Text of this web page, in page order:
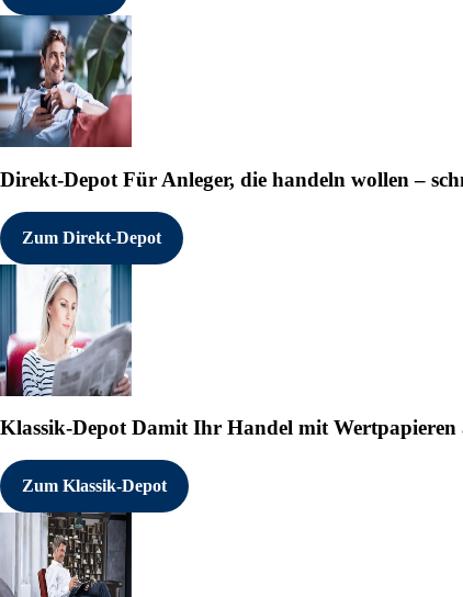
Direkt-Depot Für Anleger, die handeln wollen –
Zum Direkt-Depot
Klassik-DepotDamit Ihr Handel mit Wertpapieren
Zum Klassik-Depot